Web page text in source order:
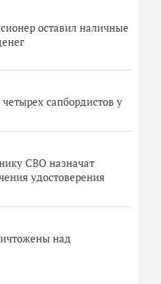
оставил наличные
сапбордистов у
СВО назначат
удостоверения
над